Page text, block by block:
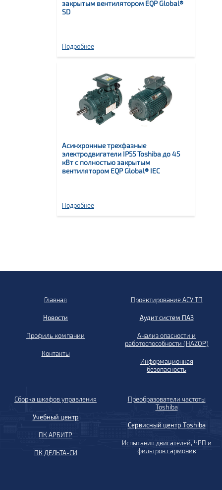
закрытым вентилятором EQP Global®
SD
Подробнее
Асинхронные трехфазные
электродвигатели IP55 Toshiba до 45
кВт с полностью закрытым
вентилятором EQP Global® IEC
Подробнее
Главная
Новости
Профиль компании
Контакты
Проектирование АСУ ТП
Аудит систем ПАЗ
Анализ опасности и
работоспособности (HAZOP)
Информационная
безопасность
Сборка шкафов управления
Учебный центр
ПК АРБИТР
ПК ДЕЛЬТА-СИ
Преобразователи частоты
Toshiba
Сервисный центр Toshiba
Испытания двигателей, ЧРП и
фильтров гармоник